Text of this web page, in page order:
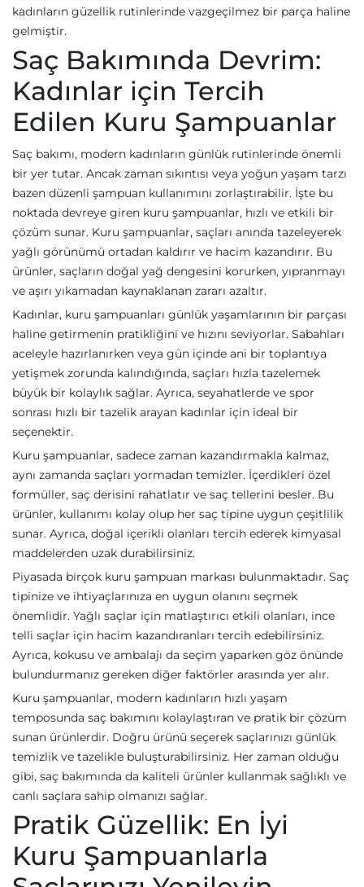
kadınların güzellik rutinlerinde vazgeçilmez bir parça haline
gelmiştir.
Saç Bakımında Devrim:
Kadınlar için Tercih
Edilen Kuru Şampuanlar
Saç bakımı, modern kadınların günlük rutinlerinde önemli
bir yer tutar. Ancak zaman sıkıntısı veya yoğun yaşam tarzı
bazen düzenli şampuan kullanımını zorlaştırabilir. İşte bu
noktada devreye giren kuru şampuanlar, hızlı ve etkili bir
çözüm sunar. Kuru şampuanlar, saçları anında tazeleyerek
yağlı görünümü ortadan kaldırır ve hacim kazandırır. Bu
ürünler, saçların doğal yağ dengesini korurken, yıpranmayı
ve aşırı yıkamadan kaynaklanan zararı azaltır.
Kadınlar, kuru şampuanları günlük yaşamlarının bir parçası
haline getirmenin pratikliğini ve hızını seviyorlar. Sabahları
aceleyle hazırlanırken veya gün içinde ani bir toplantıya
yetişmek zorunda kalındığında, saçları hızla tazelemek
büyük bir kolaylık sağlar. Ayrıca, seyahatlerde ve spor
sonrası hızlı bir tazelik arayan kadınlar için ideal bir
seçenektir.
Kuru şampuanlar, sadece zaman kazandırmakla kalmaz,
aynı zamanda saçları yormadan temizler. İçerdikleri özel
formüller, saç derisini rahatlatır ve saç tellerini besler. Bu
ürünler, kullanımı kolay olup her saç tipine uygun çeşitlilik
sunar. Ayrıca, doğal içerikli olanları tercih ederek kimyasal
maddelerden uzak durabilirsiniz.
Piyasada birçok kuru şampuan markası bulunmaktadır. Saç
tipinize ve ihtiyaçlarınıza en uygun olanını seçmek
önemlidir. Yağlı saçlar için matlaştırıcı etkili olanları, ince
telli saçlar için hacim kazandıranları tercih edebilirsiniz.
Ayrıca, kokusu ve ambalajı da seçim yaparken göz önünde
bulundurmanız gereken diğer faktörler arasında yer alır.
Kuru şampuanlar, modern kadınların hızlı yaşam
temposunda saç bakımını kolaylaştıran ve pratik bir çözüm
sunan ürünlerdir. Doğru ürünü seçerek saçlarınızı günlük
temizlik ve tazelikle buluşturabilirsiniz. Her zaman olduğu
gibi, saç bakımında da kaliteli ürünler kullanmak sağlıklı ve
canlı saçlara sahip olmanızı sağlar.
Pratik Güzellik: En İyi
Kuru Şampuanlarla